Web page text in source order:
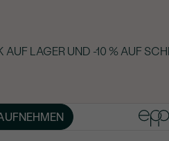
LAGER UND -10 % AUF